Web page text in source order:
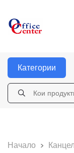
Категории
Начало >